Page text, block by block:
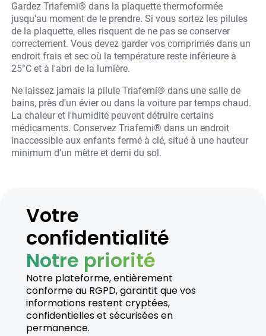
Gardez Triafemi® dans la plaquette thermoformée
jusqu'au moment de le prendre. Si vous sortez les pilules
de la plaquette, elles risquent de ne pas se conserver
correctement. Vous devez garder vos comprimés dans un
endroit frais et sec où la température reste inférieure à
25°C et à l'abri de la lumière.
Ne laissez jamais la pilule Triafemi® dans une salle de
bains, près d'un évier ou dans la voiture par temps chaud.
La chaleur et l'humidité peuvent détruire certains
médicaments. Conservez Triafemi® dans un endroit
inaccessible aux enfants fermé à clé, situé à une hauteur
minimum d’un mètre et demi du sol.
Votre
confidentialité
Notre priorité
Notre plateforme, entièrement
conforme au RGPD, garantit que vos
informations restent cryptées,
confidentielles et sécurisées en
permanence.